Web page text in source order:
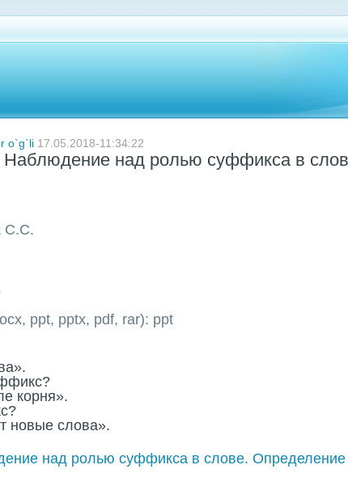
o`g`li 17.05.2018-11:34:22
Наблюдение над ролью суффикса в
С.С.
ppt, pptx, pdf, rar): ppt
корня».
новые слова».
над ролью суффикса в слове.